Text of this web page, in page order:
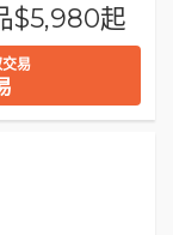
$5,980起
易